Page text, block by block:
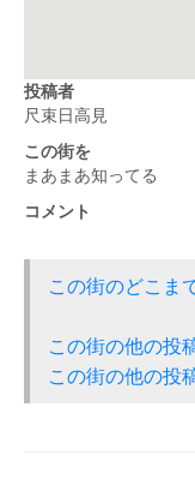
投稿者
尺束日高見
この街を
まあまあ知ってる
コメント
この街のどこま
この街の他の投
この街の他の投